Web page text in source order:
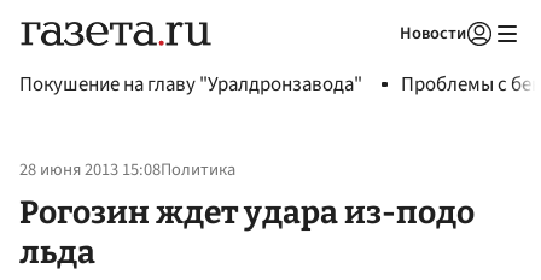
Новости
Покушение на главу "Уралдронзавода" Проблемы с
28 июня 2013 15:08Политика
Рогозин ждет удара из-подо
льда